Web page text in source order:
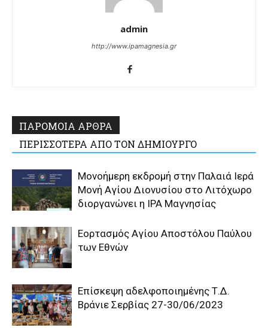
admin
http://www.ipamagnesia.gr
ΠΑΡΟΜΟΙΑ ΑΡΘΡΑ
ΠΕΡΙΣΣΟΤΕΡΑ ΑΠΟ ΤΟΝ ΔΗΜΙΟΥΡΓΟ
Μονοήμερη εκδρομή στην Παλαιά Ιερά
Μονή Αγίου Διονυσίου στο Λιτόχωρο
διοργανώνει η IPA Μαγνησίας
Εορτασμός Αγίου Αποστόλου Παύλου
των Εθνών
Επίσκεψη αδελφοποιημένης Τ.Δ.
Βράνιε Σερβίας 27-30/06/2023